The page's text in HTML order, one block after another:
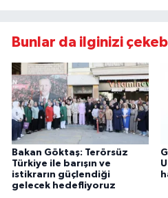
Bunlar da ilginizi
Bakan Göktaş: Terörsüz
Türkiye ile barışın ve
istikrarın güçlendiği
gelecek hedefliyoruz